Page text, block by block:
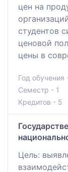
цен на
студентов
ценовой
цены в
Год обучения
Семестр - 1
Кредитов - 5
Цель: